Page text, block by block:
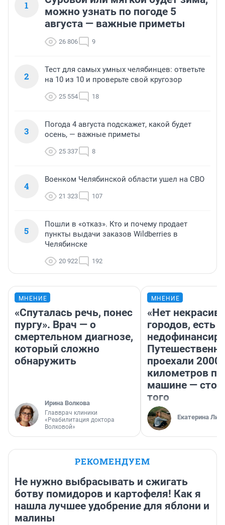
1
можно узнать по погоде 5
августа — важные приметы
26 806 9
2
Тест для самых умных челябинцев: ответьте
на 10 из 10 и проверьте свой кругозор
25 554 18
3
Погода 4 августа подскажет, какой будет
осень, — важные приметы
25 337 8
4
Военком Челябинской области ушел на СВО
21 323 107
5
Пошли в «отказ». Кто и почему продает
пункты выдачи заказов Wildberries в
Челябинске
20 922 192
МНЕНИЕ
«Спуталась речь, понес
пургу». Врач — о
смертельном диагнозе,
который сложно
обнаружить
Ирина Волкова
Главврач клиники
«Реабилитация доктора
Волковой»
МНЕНИЕ
«Нет
городов, есть
проехали 2000
километров по
машине —
того
Екатерина
РЕКОМЕНДУЕМ
Не нужно выбрасывать и сжигать
ботву помидоров и картофеля! Как я
нашла лучшее удобрение для яблони и
малины